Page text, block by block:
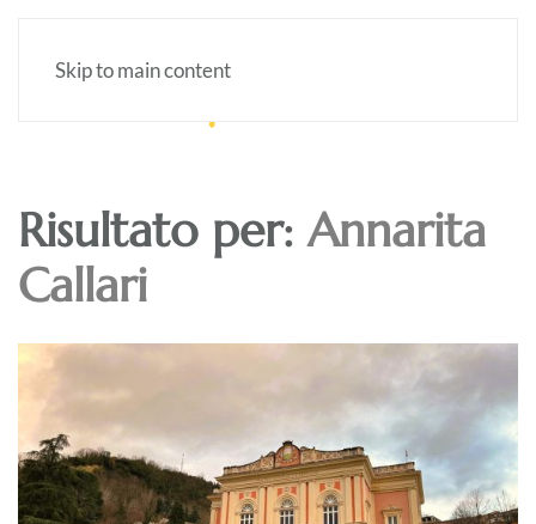
Skip to main content
Risultato per:Annarita
Callari